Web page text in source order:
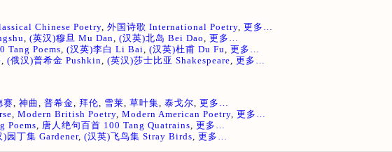
Chinese Poetry, 外国诗歌 International Poetry, 更多…
, (英汉)穆旦 Mu Dan, (汉英)北岛 Bei Dao, 更多…
Tang Poems, (汉英)李白 Li Bai, (汉英)杜甫 Du Fu, 更多…
, (俄汉)普希金 Pushkin, (英汉)莎士比亚 Shakespeare, 更多…
赛, 神曲, 普希金, 拜伦, 雪莱, 草叶集, 泰戈尔, 更多…
, Modern British Poetry, Modern American Poetry, 更多…
Poems, 唐人绝句百首 100 Tang Quatrains, 更多…
)园丁集 Gardener, (汉英)飞鸟集 Stray Birds, 更多…